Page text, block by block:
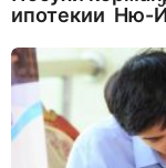
ипотекии Ню-